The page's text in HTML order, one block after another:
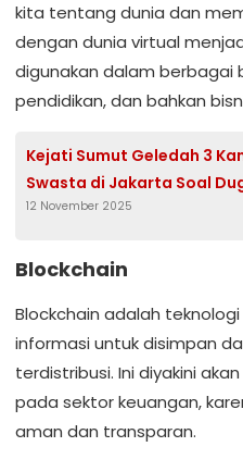
kita tentang dunia dan
dengan dunia virtual
digunakan dalam berbagai
pendidikan, dan bahkan
‎Kejati Sumut Geledah 3
Swasta di Jakarta Soal
Pengadaan Disdik
12 November 2025
Blockchain
Blockchain adalah
informasi untuk disimpan
terdistribusi. Ini diyakini
pada sektor keuangan,
aman dan transparan.